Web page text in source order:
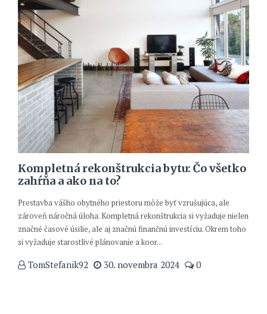
Kompletná rekonštrukcia bytu: Čo všetko
zahŕňa a ako na to?
Prestavba vášho obytného priestoru môže byť vzrušujúca, ale
zároveň náročná úloha. Kompletná rekonštrukcia si vyžaduje nielen
značné časové úsilie, ale aj značnú finančnú investíciu. Okrem toho
si vyžaduje starostlivé plánovanie a koor...
TomStefanik92 30. novembra 2024 0